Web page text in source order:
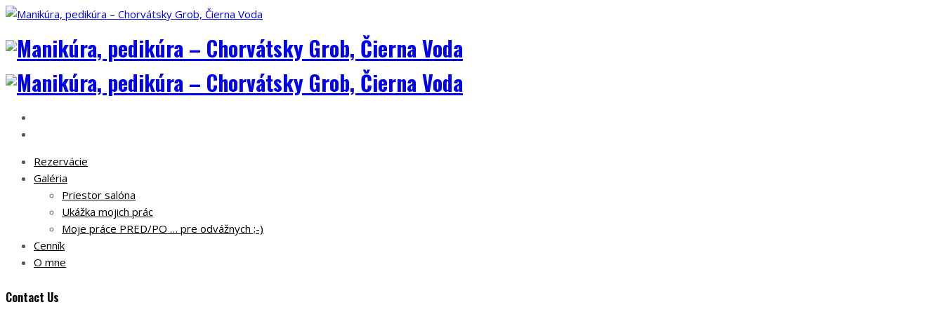
Rezervácie
Galéria
Priestor salóna
Ukážka mojich prác
Moje práce PRED/PO … pre odvážnych ;-)
Cenník
O mne
Contact Us